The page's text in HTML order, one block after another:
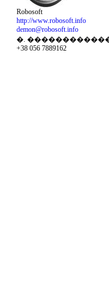
Robosoft
http://www.robosoft.info
demon@robosoft.info
�.
+38 056 7889162